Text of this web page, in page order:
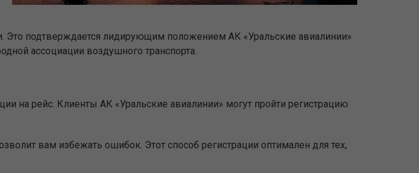
Это подтверждается лидирующим положением АК «Уральские авиалинии»
ассоциации воздушного транспорта.
на рейс. Клиенты АК «Уральские авиалинии» могут пройти регистрацию
вам избежать ошибок. Этот способ регистрации оптимален для тех,